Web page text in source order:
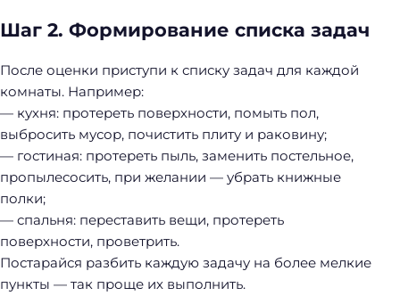
Шаг 2. Формирование списка задач
После оценки приступи к списку задач для каждой
комнаты. Например:
— кухня: протереть поверхности, помыть пол,
выбросить мусор, почистить плиту и раковину;
— гостиная: протереть пыль, заменить постельное,
пропылесосить, при желании — убрать книжные
полки;
— спальня: переставить вещи, протереть
поверхности, проветрить.
Постарайся разбить каждую задачу на более мелкие
пункты — так проще их выполнить.